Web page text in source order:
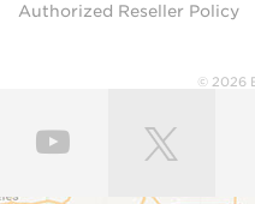
Authorized Reseller Policy
© 2026